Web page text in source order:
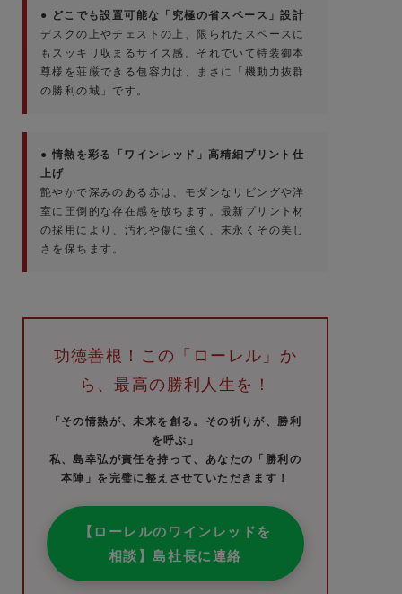
● どこでも設置可能な「究極の省スペース」設計
デスクの上やチェストの上、限られたスペースに
もスッキリ収まるサイズ感。それでいて特装御本
尊様を荘厳できる包容力は、まさに「機動力抜群
の勝利の城」です。
● 情熱を彩る「ワインレッド」高精細プリント仕
上げ
艶やかで深みのある赤は、モダンなリビングや洋
室に圧倒的な存在感を放ちます。最新プリント材
の採用により、汚れや傷に強く、末永くその美し
さを保ちます。
功徳善根！この「ローレル」か
ら、最高の勝利人生を！
「その情熱が、未来を創る。その祈りが、勝利
を呼ぶ」
私、島幸弘が責任を持って、あなたの「勝利の
本陣」を完璧に整えさせていただきます！
【ローレルのワインレッドを
相談】島社長に連絡